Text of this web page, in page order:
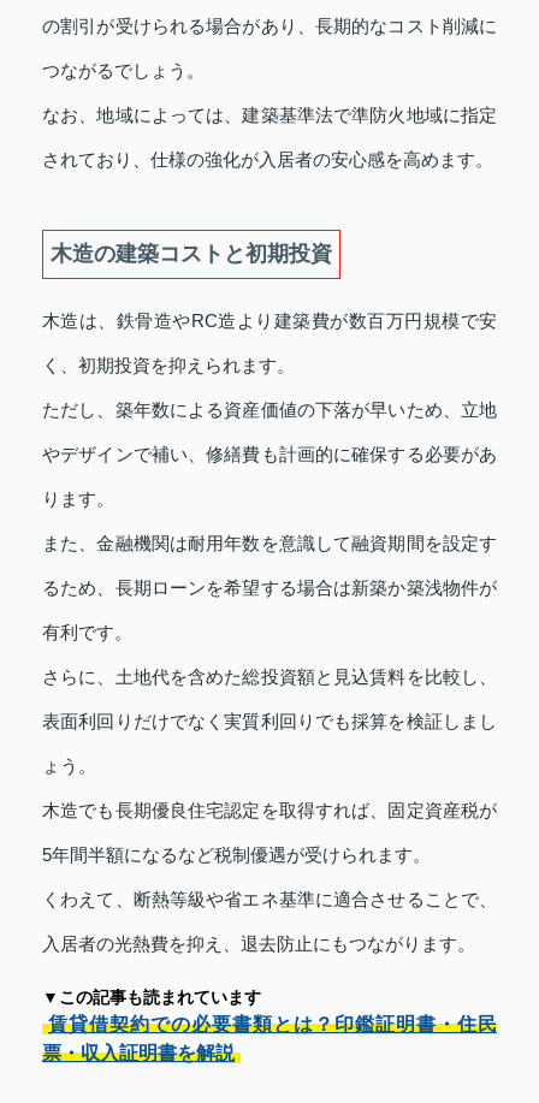
の割引が受けられる場合があり、長期的なコスト削減に
つながるでしょう。
なお、地域によっては、建築基準法で準防火地域に指定
されており、仕様の強化が入居者の安心感を高めます。
木造の建築コストと初期投資
木造は、鉄骨造やRC造より建築費が数百万円規模で安
く、初期投資を抑えられます。
ただし、築年数による資産価値の下落が早いため、立地
やデザインで補い、修繕費も計画的に確保する必要があ
ります。
また、金融機関は耐用年数を意識して融資期間を設定す
るため、長期ローンを希望する場合は新築か築浅物件が
有利です。
さらに、土地代を含めた総投資額と見込賃料を比較し、
表面利回りだけでなく実質利回りでも採算を検証しまし
ょう。
木造でも長期優良住宅認定を取得すれば、固定資産税が
5年間半額になるなど税制優遇が受けられます。
くわえて、断熱等級や省エネ基準に適合させることで、
入居者の光熱費を抑え、退去防止にもつながります。
▼この記事も読まれています
賃貸借契約での必要書類とは？印鑑証明書・住民
票・収入証明書を解説